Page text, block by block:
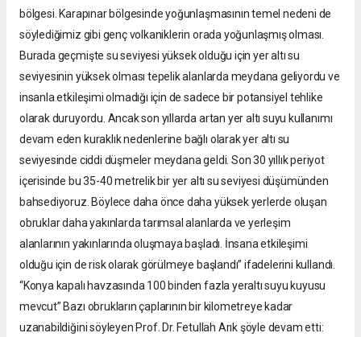
bölgesi. Karapınar bölgesinde yoğunlaşmasının temel nedeni de
söylediğimiz gibi genç volkaniklerin orada yoğunlaşmış olması.
Burada geçmişte su seviyesi yüksek olduğu için yer altı su
seviyesinin yüksek olması tepelik alanlarda meydana geliyordu ve
insanla etkileşimi olmadığı için de sadece bir potansiyel tehlike
olarak duruyordu. Ancak son yıllarda artan yer altı suyu kullanımı
devam eden kuraklık nedenlerine bağlı olarak yer altı su
seviyesinde ciddi düşmeler meydana geldi. Son 30 yıllık periyot
içerisinde bu 35-40 metrelik bir yer altı su seviyesi düşümünden
bahsediyoruz. Böylece daha önce daha yüksek yerlerde oluşan
obruklar daha yakınlarda tarımsal alanlarda ve yerleşim
alanlarının yakınlarında oluşmaya başladı. İnsana etkileşimi
olduğu için de risk olarak görülmeye başlandı” ifadelerini kullandı.
“Konya kapalı havzasında 100 binden fazla yeraltı suyu kuyusu
mevcut” Bazı obrukların çaplarının bir kilometreye kadar
uzanabildiğini söyleyen Prof. Dr. Fetullah Arık şöyle devam etti: